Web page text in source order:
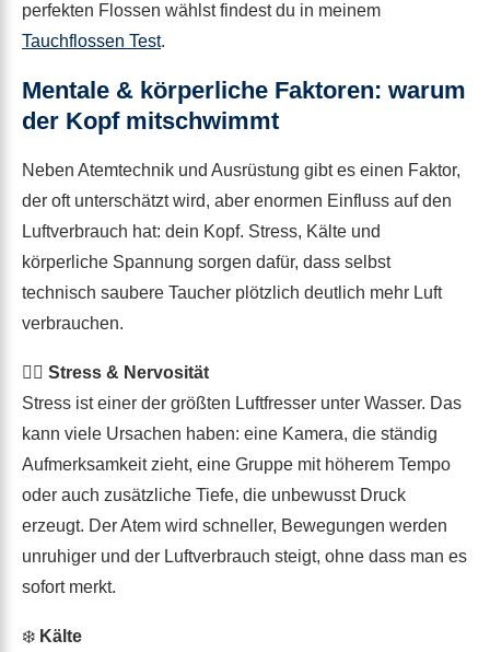
perfekten Flossen wählst findest du in meinem
Tauchflossen Test.
Mentale & körperliche Faktoren: warum
der Kopf mitschwimmt
Neben Atemtechnik und Ausrüstung gibt es einen Faktor,
der oft unterschätzt wird, aber enormen Einfluss auf den
Luftverbrauch hat: dein Kopf. Stress, Kälte und
körperliche Spannung sorgen dafür, dass selbst
technisch saubere Taucher plötzlich deutlich mehr Luft
verbrauchen.
😵‍💫 Stress & Nervosität
Stress ist einer der größten Luftfresser unter Wasser. Das
kann viele Ursachen haben: eine Kamera, die ständig
Aufmerksamkeit zieht, eine Gruppe mit höherem Tempo
oder auch zusätzliche Tiefe, die unbewusst Druck
erzeugt. Der Atem wird schneller, Bewegungen werden
unruhiger und der Luftverbrauch steigt, ohne dass man es
sofort merkt.
❄️ Kälte